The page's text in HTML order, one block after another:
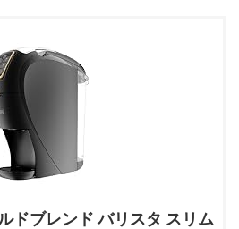
ドブレンド バリスタ スリム